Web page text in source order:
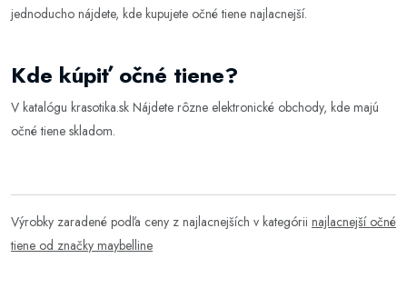
jednoducho nájdete, kde kupujete očné tiene najlacnejší.
Kde kúpiť očné tiene?
V katalógu krasotika.sk Nájdete rôzne elektronické obchody, kde majú
očné tiene skladom.
Výrobky zaradené podľa ceny z najlacnejších v kategórii najlacnejší očné
tiene od značky maybelline